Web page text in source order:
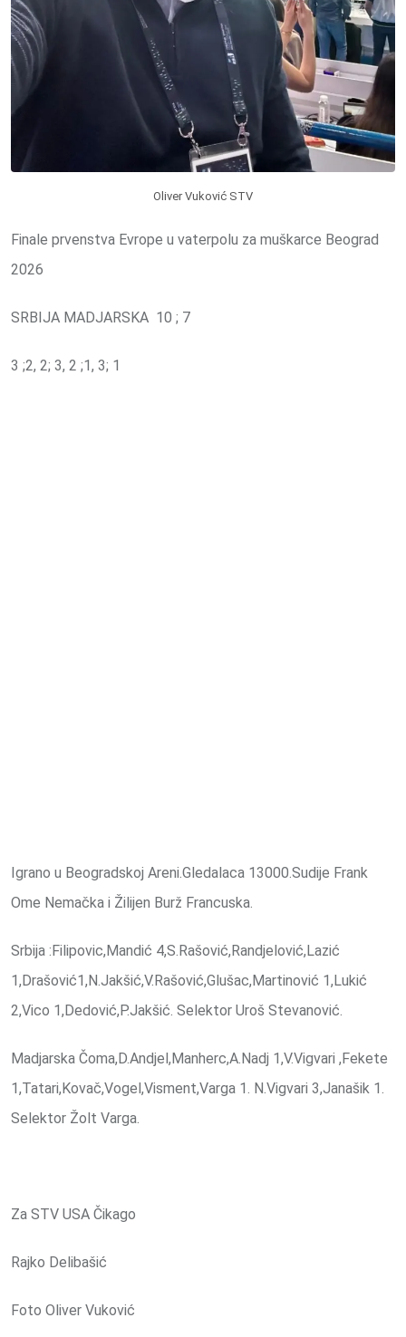
Oliver Vuković STV
Finale prvenstva Evrope u vaterpolu za muškarce Beograd
2026
SRBIJA MADJARSKA 10 ; 7
3 ;2, 2; 3, 2 ;1, 3; 1
Igrano u Beogradskoj Areni.Gledalaca 13000.Sudije Frank
Ome Nemačka i Žilijen Burž Francuska.
Srbija :Filipovic,Mandić 4,S.Rašović,Randjelović,Lazić
1,Drašović1,N.Jakšić,V.Rašović,Glušac,Martinović 1,Lukić
2,Vico 1,Dedović,P.Jakšić. Selektor Uroš Stevanović.
Madjarska Čoma,D.Andjel,Manherc,A.Nadj 1,V.Vigvari ,Fekete
1,Tatari,Kovač,Vogel,Visment,Varga 1. N.Vigvari 3,Janašik 1.
Selektor Žolt Varga.
Za STV USA Čikago
Rajko Delibašić
Foto Oliver Vuković